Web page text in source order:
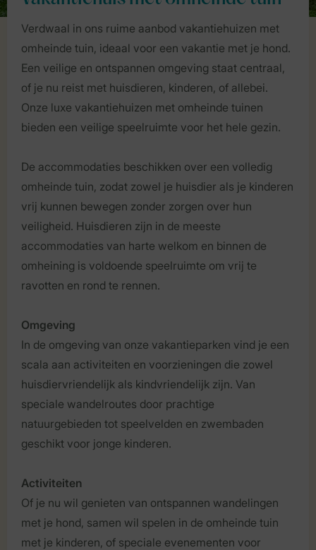
Verdwaal in ons ruime aanbod vakantiehuizen met
omheinde tuin, ideaal voor een vakantie met je hond.
Een veilige en ontspannen omgeving staat centraal,
of je nu reist met huisdieren, kinderen, of allebei.
Onze luxe vakantiehuizen met omheinde tuinen
bieden een veilige speelruimte voor het hele gezin.
De accommodaties beschikken over een volledig
omheinde tuin, zodat zowel je huisdier als je kinderen
vrij kunnen bewegen zonder zorgen over hun
veiligheid. Huisdieren zijn in de meeste
accommodaties van harte welkom en binnen de
omheining is voldoende speelruimte om vrij te
ravotten en rond te rennen.
Omgeving
In de omgeving van onze vakantieparken vind je een
scala aan activiteiten en voorzieningen die zowel
huisdiervriendelijk als kindvriendelijk zijn. Van
speciale wandelroutes door prachtige
natuurgebieden tot speelvelden en zwembaden
geschikt voor jonge kinderen.
Activiteiten
Of je nu wil genieten van ontspannen wandelingen
met je hond, samen wil spelen in de omheinde tuin
met je kinderen, of speciale evenementen voor